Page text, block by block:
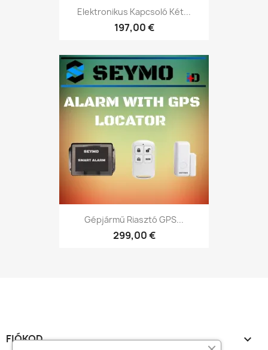
Elektronikus Kapcsoló Két...
197,00 €
Gépjármű Riasztó GPS...
299,00 €
FIÓKOD 